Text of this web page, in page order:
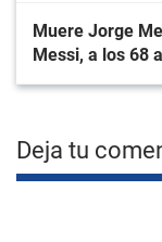
Muere Jorge
Messi, a los 68
Deja tu